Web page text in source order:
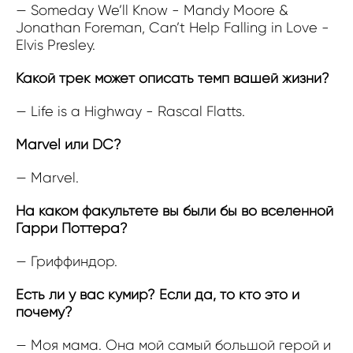
— Someday We’ll Know - Mandy Moore &
Jonathan Foreman, Can’t Help Falling in Love -
Elvis Presley.
Какой трек может описать темп вашей жизни?
— Life is a Highway - Rascal Flatts.
Marvel или DC?
— Marvel.
На каком факультете вы были бы во вселенной
Гарри Поттера?
— Гриффиндор.
Есть ли у вас кумир? Если да, то кто это и
почему?
— Моя мама. Она мой самый большой герой и